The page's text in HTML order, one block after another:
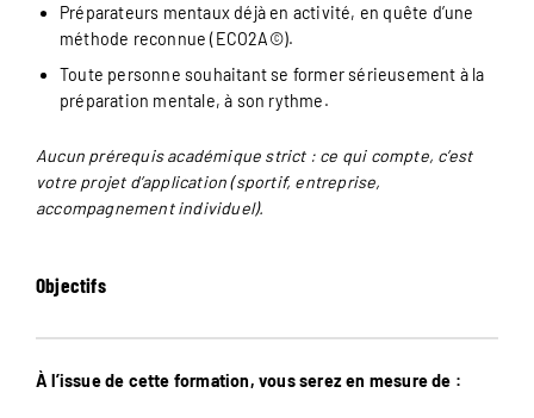
Préparateurs mentaux déjà en activité, en quête d’une
méthode reconnue (ECO2A©).
Toute personne souhaitant se former sérieusement à la
préparation mentale, à son rythme.
Aucun prérequis académique strict : ce qui compte, c’est
votre projet d’application (sportif, entreprise,
accompagnement individuel).
Objectifs
À l’issue de cette formation, vous serez en mesure de :